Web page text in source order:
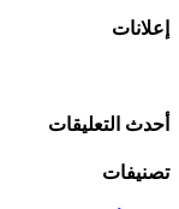
إعلانات
أحدث التعليقات
تصنيفات